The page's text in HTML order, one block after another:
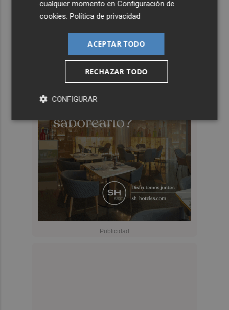
cualquier momento enConfiguración de
cookies .Política de privacidad
ACEPTAR TODO
RECHAZAR TODO
CONFIGURAR